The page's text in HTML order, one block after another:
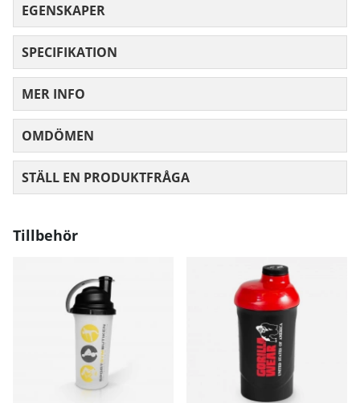
EGENSKAPER
SPECIFIKATION
MER INFO
OMDÖMEN
STÄLL EN PRODUKTFRÅGA
Tillbehör